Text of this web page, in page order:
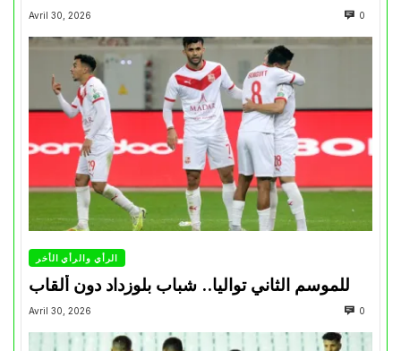
Avril 30, 2026 0
الرأي والرأي الأخر
للموسم الثاني تواليا.. شباب بلوزداد دون ألقاب
Avril 30, 2026 0